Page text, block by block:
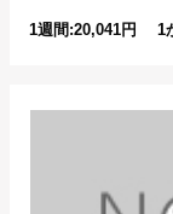
1週間:20,041円 1